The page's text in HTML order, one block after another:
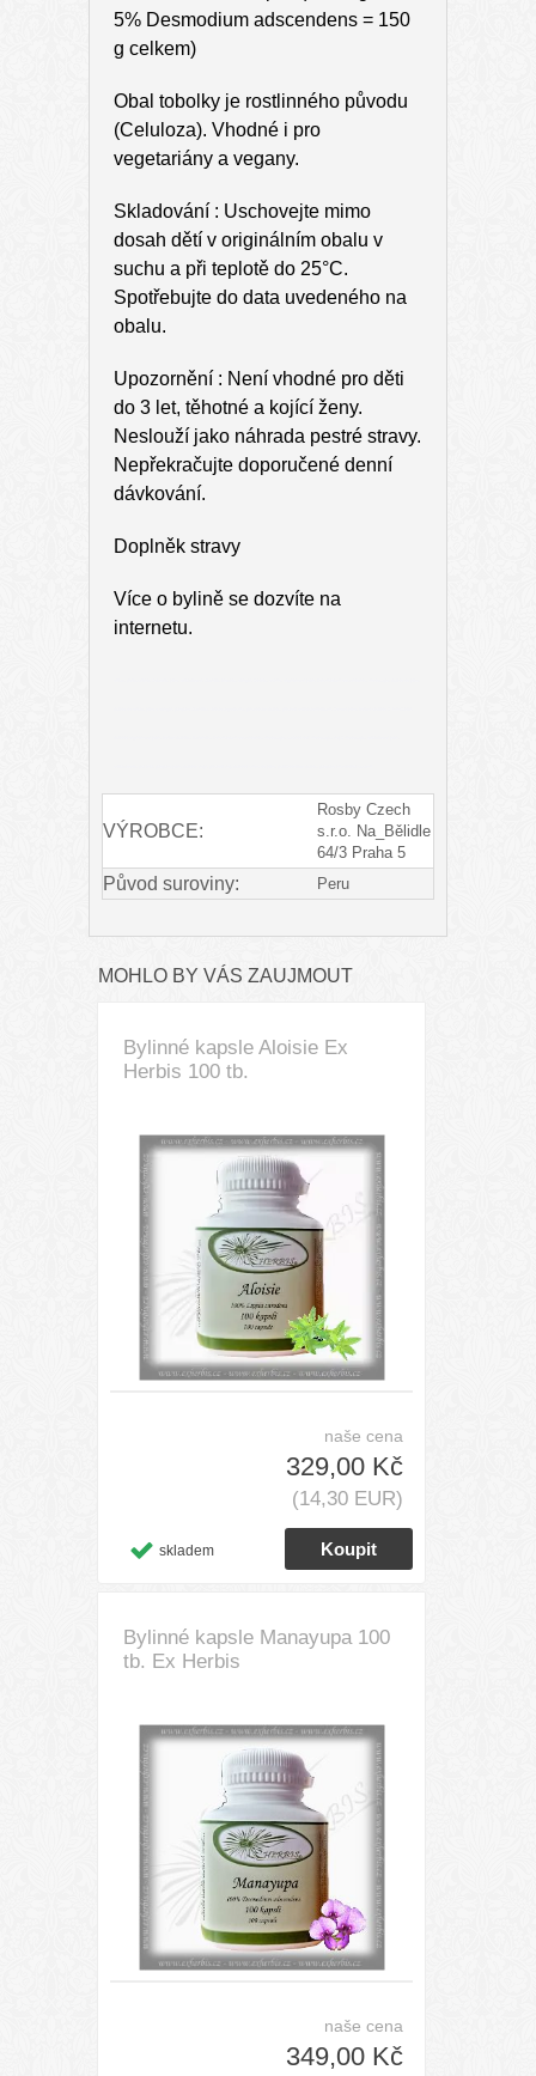
5% Desmodium adscendens = 150
g celkem)
Obal tobolky je rostlinného původu
(Celuloza). Vhodné i pro
vegetariány a vegany.
Skladování : Uschovejte mimo
dosah dětí v originálním obalu v
suchu a při teplotě do 25°C.
Spotřebujte do data uvedeného na
obalu.
Upozornění : Není vhodné pro děti
do 3 let, těhotné a kojící ženy.
Neslouží jako náhrada pestré stravy.
Nepřekračujte doporučené denní
dávkování.
Doplněk stravy
Více o bylině se dozvíte na
internetu.
VÝROBCE:
Rosby Czech
s.r.o. Na_Bělidle
64/3 Praha 5
Původ suroviny: Peru
MOHLO BY VÁS ZAUJMOUT
Bylinné kapsle Aloisie Ex
Herbis 100 tb.
naše cena
329,00 Kč
(14,30 EUR)
skladem
Bylinné kapsle Manayupa 100
tb. Ex Herbis
naše cena
349,00 Kč